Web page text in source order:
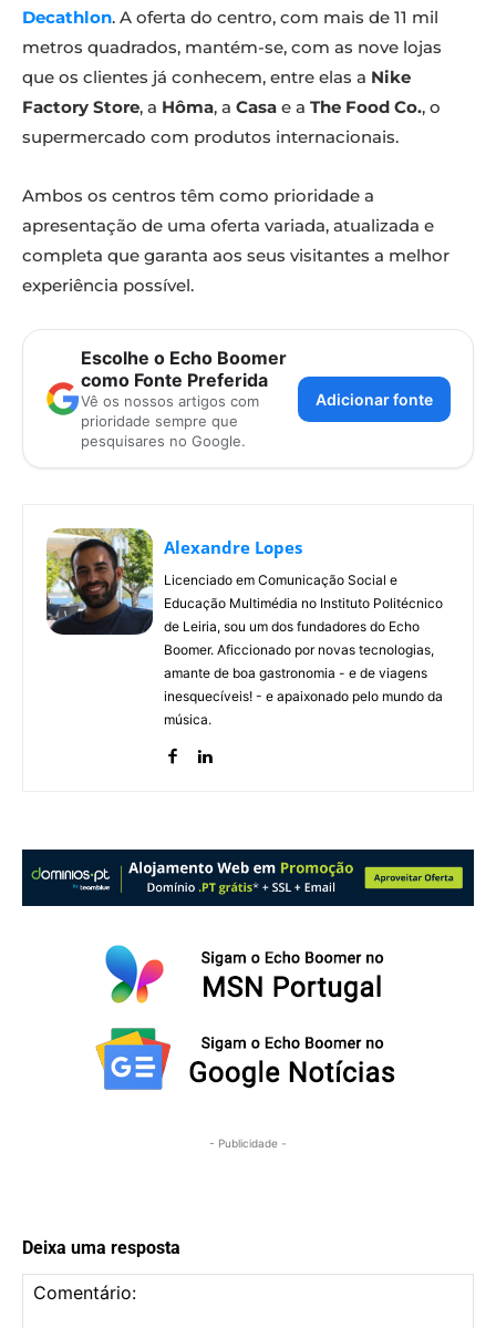
Decathlon. A oferta do centro, com mais de 11 mil
metros quadrados, mantém-se, com as nove lojas
que os clientes já conhecem, entre elas a Nike
Factory Store, a Hôma, a Casa e a The Food Co., o
supermercado com produtos internacionais.
Ambos os centros têm como prioridade a
apresentação de uma oferta variada, atualizada e
completa que garanta aos seus visitantes a melhor
experiência possível.
Escolhe o Echo Boomer
como Fonte Preferida
Vê os nossos artigos com
prioridade sempre que
pesquisares no Google.
Adicionar fonte
Alexandre Lopes
Licenciado em Comunicação Social e
Educação Multimédia no Instituto Politécnico
de Leiria, sou um dos fundadores do Echo
Boomer. Aficcionado por novas tecnologias,
amante de boa gastronomia - e de viagens
inesquecíveis! - e apaixonado pelo mundo da
música.
- Publicidade -
Deixa uma resposta